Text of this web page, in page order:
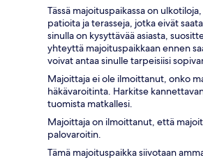
Tässä majoituspaikassa on
patioita ja terasseja, jotka eivät
sinulla on kysyttävää asiasta,
yhteyttä majoituspaikkaan ennen
voivat antaa sinulle tarpeisiisi
Majoittaja ei ole ilmoittanut, onko
häkävaroitinta. Harkitse
tuomista matkallesi.
Majoittaja on ilmoittanut, että
palovaroitin.
Tämä majoituspaikka siivotaan